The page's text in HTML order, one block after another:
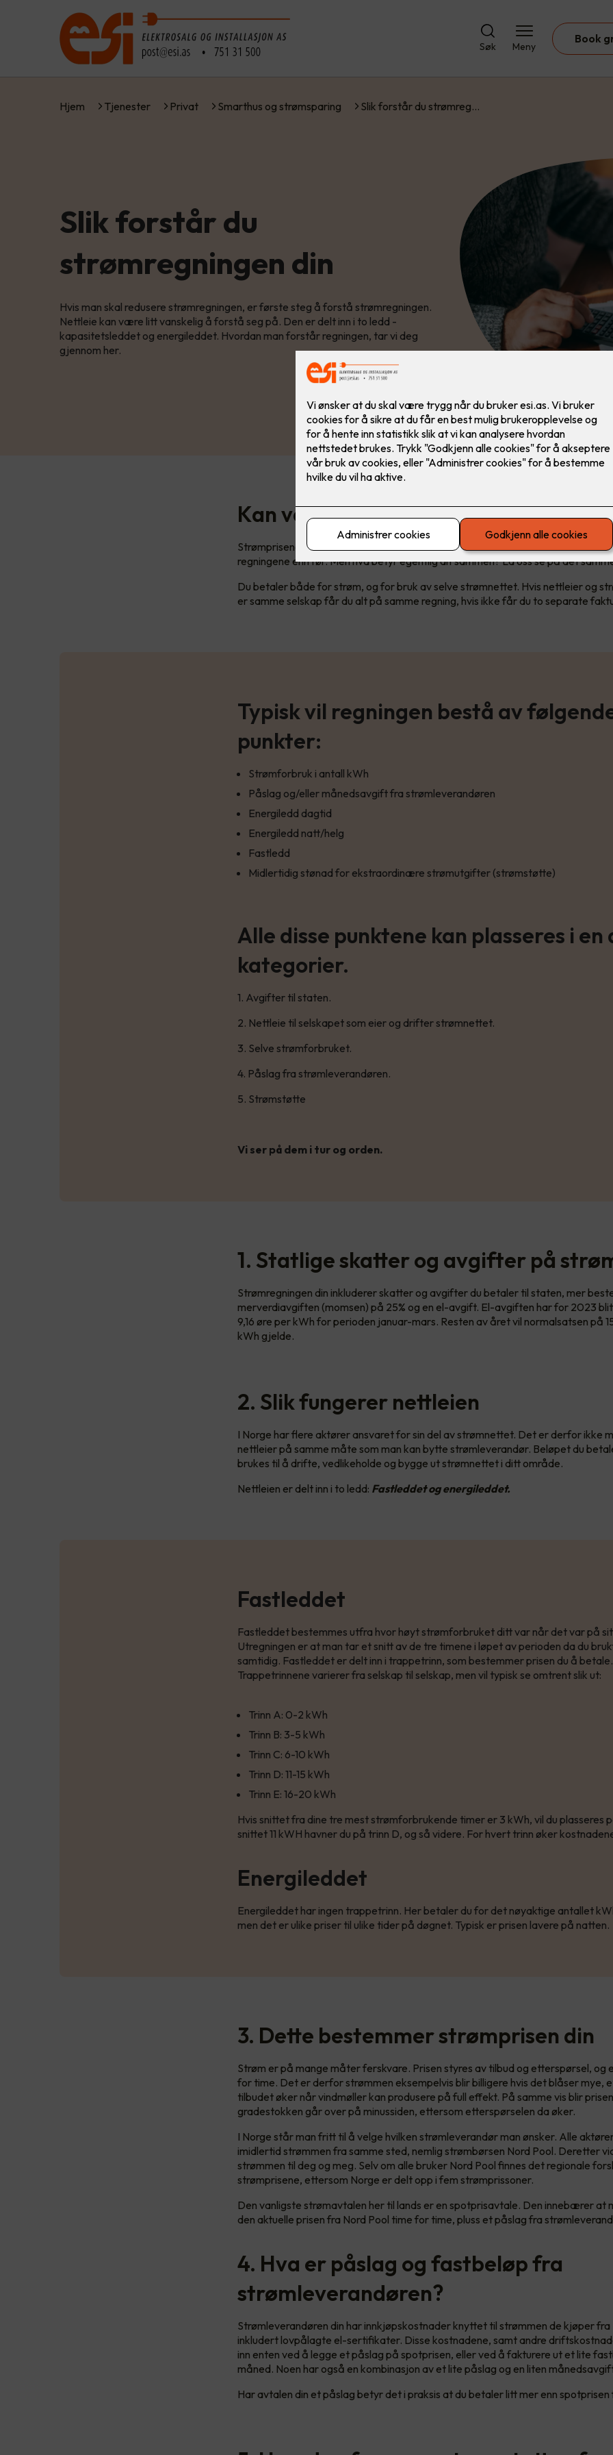
Søk Meny
Book
Hjem Tjenester Privat Smarthus og strømsparing Slik forstår du strømreg…
Slik forstår du
strømregningen din
Hvis man skal redusere strømregningen, er første steg å forstå strømregningen.
Nettleie kan være litt vanskelig å forstå seg på. Den er delt inn i to ledd -
kapasitetsleddet og energileddet. Hvordan man forstår regningen, tar vi deg
gjennom her.
Kan være tricky å forstå
Strømprisene har eksplodert de siste årene, og du er ikke alene hvis du går
regningene enn før. Men hva betyr egentlig alt sammen? La oss se på det
Du betaler både for strøm, og for bruk av selve strømnettet. Hvis nettleier og
er samme selskap får du alt på samme regning, hvis ikke får du to separate
Typisk vil regningen bestå av
punkter:
Strømforbruk i antall kWh
Påslag og/eller månedsavgift fra strømleverandøren
Energiledd dagtid
Energiledd natt/helg
Fastledd
Midlertidig stønad for ekstraordinære strømutgifter (strømstøtte)
Alle disse punktene kan plasseres i en
kategorier.
1. Avgifter til staten.
2. Nettleie til selskapet som eier og drifter strømnettet.
3. Selve strømforbruket.
4. Påslag fra strømleverandøren.
5. Strømstøtte
Vi ser på dem i tur og orden.
1. Statlige skatter og avgifter på
Strømregningen din inkluderer skatter og avgifter du betaler til staten, mer
merverdiavgiften (momsen) på 25% og en el-avgift. El-avgiften har for 2023
9,16 øre per kWh for perioden januar-mars. Resten av året vil normalsatsen på
kWh gjelde.
2. Slik fungerer nettleien
I Norge har flere aktører ansvaret for sin del av strømnettet. Det er derfor ikke
nettleier på samme måte som man kan bytte strømleverandør. Beløpet du
brukes til å drifte, vedlikeholde og bygge ut strømnettet i ditt område.
Nettleien er delt inn i to ledd: Fastleddet og energileddet.
Fastleddet
Fastleddet bestemmes utfra hvor høyt strømforbruket ditt var når det var på
Utregningen er at man tar et snitt av de tre timene i løpet av perioden da du
samtidig. Fastleddet er delt inn i trappetrinn, som bestemmer prisen du å betale.
Trappetrinnene varierer fra selskap til selskap, men vil typisk se omtrent slik ut:
Trinn A: 0-2 kWh
Trinn B: 3-5 kWh
Trinn C: 6-10 kWh
Trinn D: 11-15 kWh
Trinn E: 16-20 kWh
Hvis snittet fra dine tre mest strømforbrukende timer er 3 kWh, vil du plasseres
snittet 11 kWH havner du på trinn D, og så videre. For hvert trinn øker
Energileddet
Energileddet har ingen trappetrinn. Her betaler du for det nøyaktige antallet
men det er ulike priser til ulike tider på døgnet. Typisk er prisen lavere på natten.
3. Dette bestemmer strømprisen din
Strøm er på mange måter ferskvare. Prisen styres av tilbud og etterspørsel, og
for time. Det er derfor strømmen eksempelvis blir billigere hvis det blåser mye,
tilbudet øker når vindmøller kan produsere på full effekt. På samme vis blir
gradestokken går over på minussiden, ettersom etterspørselen da øker.
I Norge står man fritt til å velge hvilken strømleverandør man ønsker. Alle
imidlertid strømmen fra samme sted, nemlig strømbørsen Nord Pool. Deretter
strømmen til deg og meg. Selv om alle bruker Nord Pool finnes det regionale
strømprisene, ettersom Norge er delt opp i fem strømprissoner.
Den vanligste strømavtalen her til lands er en spotprisavtale. Den innebærer at
den aktuelle prisen fra Nord Pool time for time, pluss et påslag fra
4. Hva er påslag og fastbeløp fra
strømleverandøren?
Strømleverandøren din har innkjøpskostnader knyttet til strømmen de kjøper fra
inkludert lovpålagte el-sertifikater. Disse kostnadene, samt andre
inn enten ved å legge et påslag på spotprisen, eller ved å fakturere ut et lite
måned. Noen har også en kombinasjon av et lite påslag og en liten
Har avtalen din et påslag betyr det i praksis at du betaler litt mer enn spotprisen